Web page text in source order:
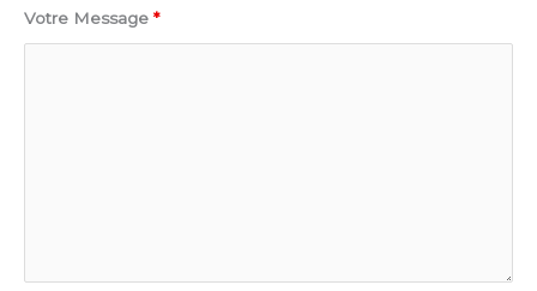
Votre Message *